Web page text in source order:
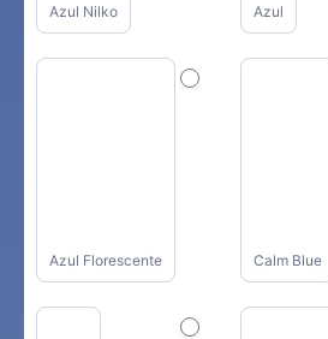
Azul Nilko Azul
Azul Florescente Calm Blue